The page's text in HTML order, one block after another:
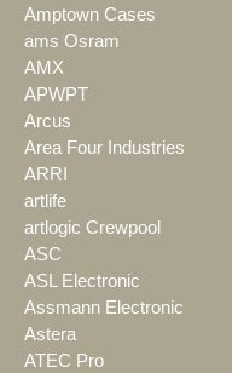
Amptown Cases
ams Osram
AMX
APWPT
Arcus
Area Four Industries
ARRI
artlife
artlogic Crewpool
ASC
ASL Electronic
Assmann Electronic
Astera
ATEC Pro